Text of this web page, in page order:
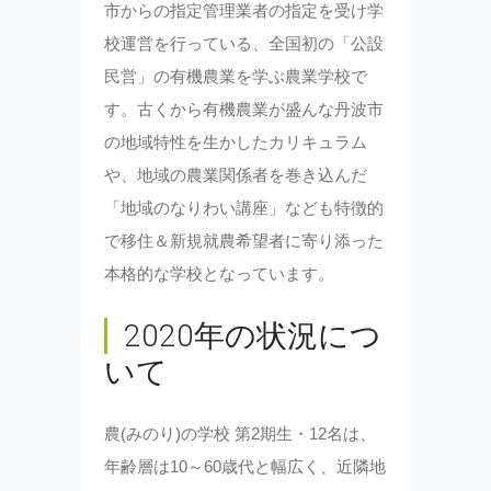
市からの指定管理業者の指定を受け学
校運営を行っている、全国初の「公設
民営」の有機農業を学ぶ農業学校で
す。古くから有機農業が盛んな丹波市
の地域特性を生かしたカリキュラム
や、地域の農業関係者を巻き込んだ
「地域のなりわい講座」なども特徴的
で移住＆新規就農希望者に寄り添った
本格的な学校となっています。
2020年の状況につ
いて
農(みのり)の学校 第2期生・12名は、
年齢層は10～60歳代と幅広く、近隣地